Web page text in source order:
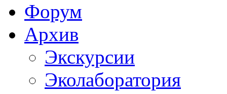
Форум
Архив
Экскурсии
Эколаборатория